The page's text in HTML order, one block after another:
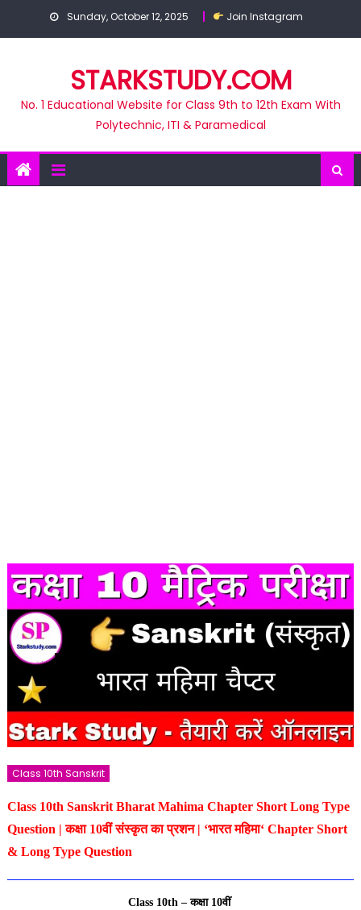
Sunday, October 12, 2025 Join Instagram
STARKSTUDY.COM
No. 1 Educational Website for Class 9th to 12th Exam With
Polytechnic, ITI & Paramedical
Class 10th Sanskrit
Class 10th Sanskrit Bharat Mahima Chapter Short Long Type
Question | कक्षा 10वीं संस्कृत का प्रशन | ‘भारत महिमा‘Chapter Short
& Long Type Question
Class 10th – कक्षा 10वीं